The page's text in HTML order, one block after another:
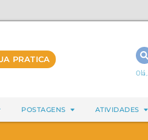
PRATICA
Olá,
POSTAGENS ATIVIDADES